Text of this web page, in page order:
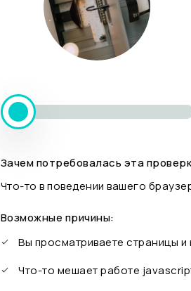
Зачем потребовалась эта
Что-то в поведении вашего
Возможные причины:
Вы просматриваете страницы
Что-то мешает работе